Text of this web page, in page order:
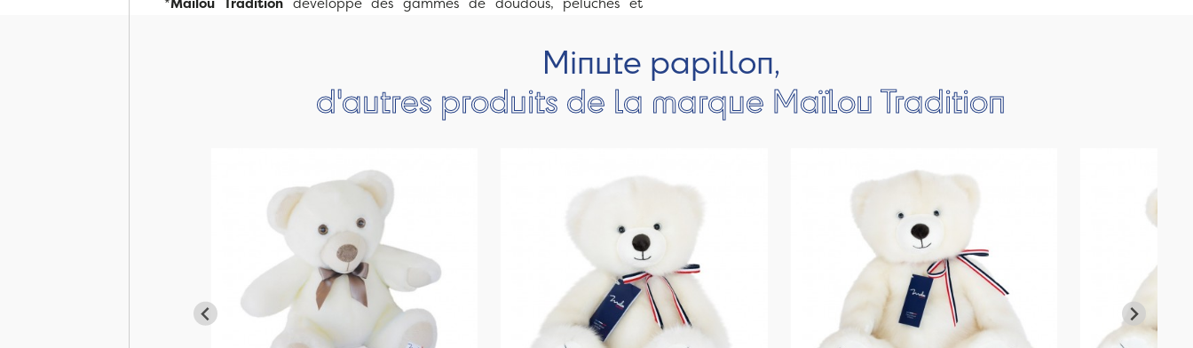
Minute papillon,
d'autres produits de la marque Maïlou Tradition